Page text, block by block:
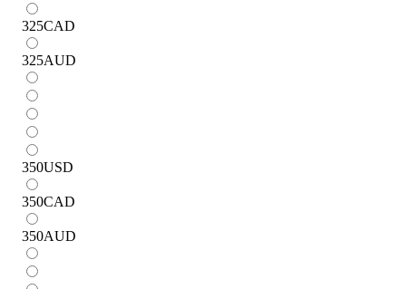
325CAD
325AUD
350USD
350CAD
350AUD